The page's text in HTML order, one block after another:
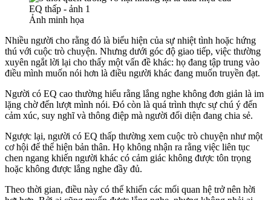
Ảnh minh họa
Nhiều người cho rằng đó là biểu hiện của sự nhiệt tình hoặc hứng
thú với cuộc trò chuyện. Nhưng dưới góc độ giao tiếp, việc thường
xuyên ngắt lời lại cho thấy một vấn đề khác: họ đang tập trung vào
điều mình muốn nói hơn là điều người khác đang muốn truyền đạt.
Người có EQ cao thường hiểu rằng lắng nghe không đơn giản là im
lặng chờ đến lượt mình nói. Đó còn là quá trình thực sự chú ý đến
cảm xúc, suy nghĩ và thông điệp mà người đối diện đang chia sẻ.
Ngược lại, người có EQ thấp thường xem cuộc trò chuyện như một
cơ hội để thể hiện bản thân. Họ không nhận ra rằng việc liên tục
chen ngang khiến người khác có cảm giác không được tôn trọng
hoặc không được lắng nghe đầy đủ.
Theo thời gian, điều này có thể khiến các mối quan hệ trở nên hời